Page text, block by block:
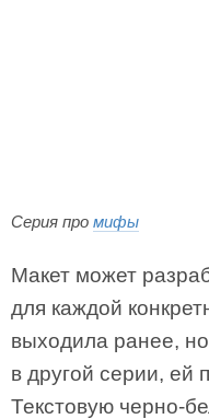
Серия про мифы
Макет может
для каждой
выходила ранее,
в другой серии, ей
Текстовую черно-